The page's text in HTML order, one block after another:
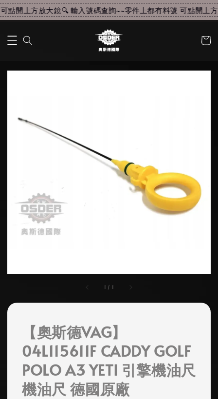
點開上方放大鏡🔍 輸入號碼查詢~~零件上都有料號 可點開上方
1 / 1
【奧斯德VAG】
04L115611F CADDY GOLF
POLO A3 YETI 引擎機油尺
機油尺 德國原廠